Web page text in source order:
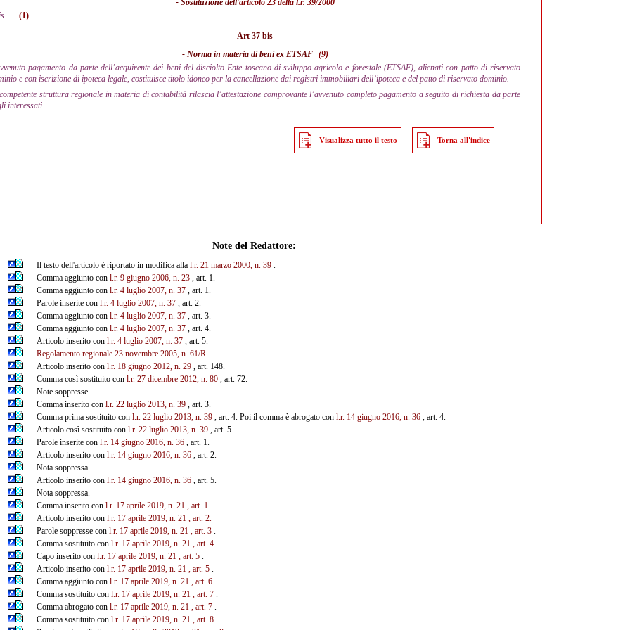
- Sostituzione dell'articolo 23 della l.r. 39/2000
(1)
Art 37 bis
- Norma in materia di beni ex ETSAF (9)
pagamento da parte dell’acquirente dei beni del disciolto Ente toscano di sviluppo agricolo e forestale (ETSAF), alienati con patto di riservato
e con iscrizione di ipoteca legale, costituisce titolo idoneo per la cancellazione dai registri immobiliari dell’ipoteca e del patto di riservato dominio.
struttura regionale in materia di contabilità rilascia l’attestazione comprovante l’avvenuto completo pagamento a seguito di richiesta da parte
interessati.
Visualizza tutto il testo Torna all'indice
Note del Redattore:
Il testo dell'articolo è riportato in modifica alla l.r. 21 marzo 2000, n. 39.
Comma aggiunto con l.r. 9 giugno 2006, n. 23, art. 1.
Comma aggiunto con l.r. 4 luglio 2007, n. 37, art. 1.
Parole inserite con l.r. 4 luglio 2007, n. 37, art. 2.
Comma aggiunto con l.r. 4 luglio 2007, n. 37, art. 3.
Comma aggiunto con l.r. 4 luglio 2007, n. 37, art. 4.
Articolo inserito con l.r. 4 luglio 2007, n. 37, art. 5.
Regolamento regionale 23 novembre 2005, n. 61/R.
Articolo inserito con l.r. 18 giugno 2012, n. 29, art. 148.
Comma così sostituito con l.r. 27 dicembre 2012, n. 80, art. 72.
Note soppresse.
Comma inserito con l.r. 22 luglio 2013, n. 39, art. 3.
Comma prima sostituito con l.r. 22 luglio 2013, n. 39, art. 4. Poi il comma è abrogato con l.r. 14 giugno 2016, n. 36, art. 4.
Articolo così sostituito con l.r. 22 luglio 2013, n. 39, art. 5.
Parole inserite con l.r. 14 giugno 2016, n. 36, art. 1.
Articolo inserito con l.r. 14 giugno 2016, n. 36, art. 2.
Nota soppressa.
Articolo inserito con l.r. 14 giugno 2016, n. 36, art. 5.
Nota soppressa.
Comma inserito con l.r. 17 aprile 2019, n. 21 , art. 1.
Articolo inserito con l.r. 17 aprile 2019, n. 21 , art. 2.
Parole soppresse con l.r. 17 aprile 2019, n. 21 , art. 3.
Comma sostituito con l.r. 17 aprile 2019, n. 21 , art. 4.
Capo inserito con l.r. 17 aprile 2019, n. 21 , art. 5.
Articolo inserito con l.r. 17 aprile 2019, n. 21 , art. 5.
Comma aggiunto con l.r. 17 aprile 2019, n. 21 , art. 6.
Comma sostituito con l.r. 17 aprile 2019, n. 21 , art. 7.
Comma abrogato con l.r. 17 aprile 2019, n. 21 , art. 7.
Comma sostituito con l.r. 17 aprile 2019, n. 21 , art. 8.